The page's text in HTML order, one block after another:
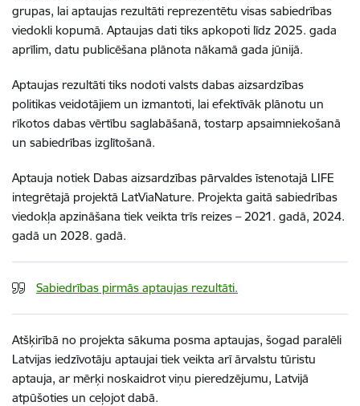
grupas, lai aptaujas rezultāti reprezentētu visas sabiedrības
viedokli kopumā. Aptaujas dati tiks apkopoti līdz 2025. gada
aprīlim, datu publicēšana plānota nākamā gada jūnijā.
Aptaujas rezultāti tiks nodoti valsts dabas aizsardzības
politikas veidotājiem un izmantoti, lai efektīvāk plānotu un
rīkotos dabas vērtību saglabāšanā, tostarp apsaimniekošanā
un sabiedrības izglītošanā.
Aptauja notiek Dabas aizsardzības pārvaldes īstenotajā LIFE
integrētajā projektā LatViaNature. Projekta gaitā sabiedrības
viedokļa apzināšana tiek veikta trīs reizes – 2021. gadā, 2024.
gadā un 2028. gadā.
Sabiedrības pirmās aptaujas rezultāti.
Atšķirībā no projekta sākuma posma aptaujas, šogad paralēli
Latvijas iedzīvotāju aptaujai tiek veikta arī ārvalstu tūristu
aptauja, ar mērķi noskaidrot viņu pieredzējumu, Latvijā
atpūšoties un ceļojot dabā.